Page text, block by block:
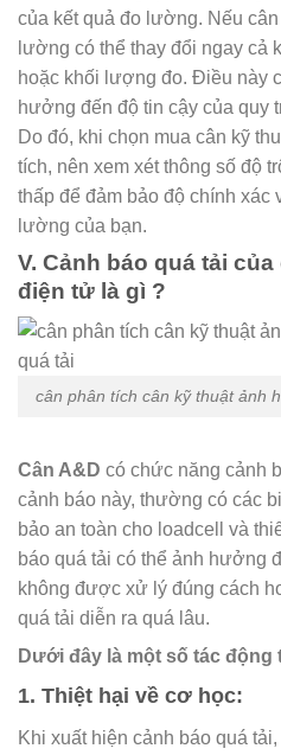
của kết quả đo lường. Nếu
lường có thể thay đổi ngay cả
hoặc khối lượng đo. Điều này
hưởng đến độ tin cậy của quy
Do đó, khi chọn mua cân kỹ
tích, nên xem xét thông số độ
thấp để đảm bảo độ chính xác
lường của bạn.
V. Cảnh báo quá tải
điện tử là gì ?
cân phân tích cân kỹ thuật ảnh
Cân A&D có chức năng cảnh
cảnh báo này, thường có các
bảo an toàn cho loadcell và
báo quá tải có thể ảnh hưởng
không được xử lý đúng cách
quá tải diễn ra quá lâu.
Dưới đây là một số tác động
1. Thiệt hại về cơ học:
Khi xuất hiện cảnh báo quá